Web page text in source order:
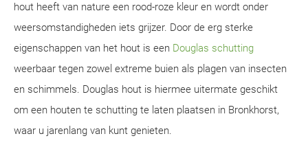
hout heeft van nature een rood-roze kleur en wordt onder
weersomstandigheden iets grijzer. Door de erg sterke
eigenschappen van het hout is een Douglas schutting
weerbaar tegen zowel extreme buien als plagen van insecten
en schimmels. Douglas hout is hiermee uitermate geschikt
om een houten te schutting te laten plaatsen in Bronkhorst,
waar u jarenlang van kunt genieten.